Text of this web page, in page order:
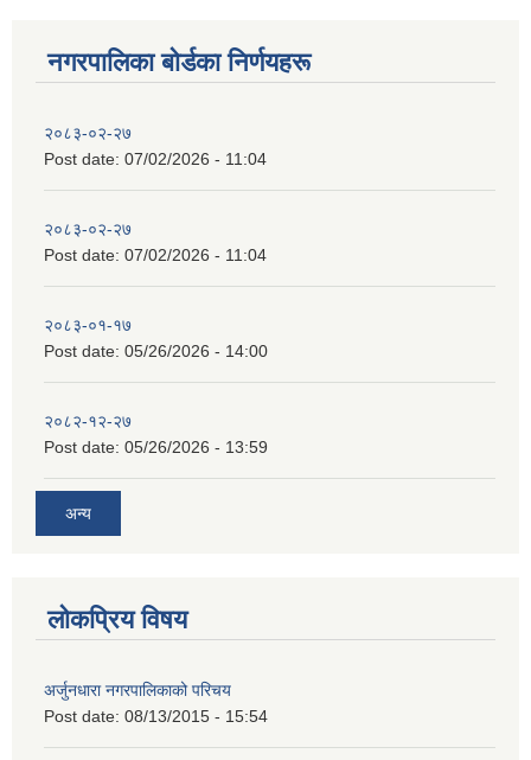
नगरपालिका बाेर्डका निर्णयहरू
२०८३-०२-२७
Post date: 07/02/2026 - 11:04
२०८३-०२-२७
Post date: 07/02/2026 - 11:04
२०८३-०१-१७
Post date: 05/26/2026 - 14:00
२०८२-१२-२७
Post date: 05/26/2026 - 13:59
अन्य
लोकप्रिय विषय
अर्जुनधारा नगरपालिकाको परिचय
Post date: 08/13/2015 - 15:54